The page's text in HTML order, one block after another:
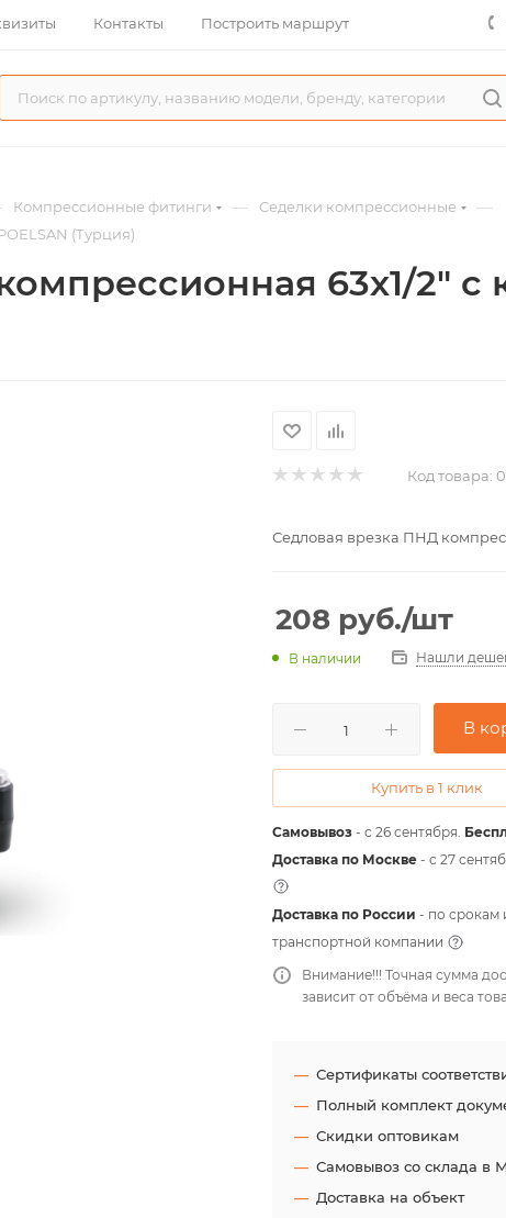
Контакты Построить маршрут
Компрессионные фитинги — Седелки компрессионные —
(Турция)
63х1/2" с
Код товара:
Седловая врезка ПНД
208 руб./шт
В наличии Нашли
В
Купить в 1 клик
Самовывоз - с 26 сентября.
Доставка по Москве - c 27
Доставка по России - по срокам
транспортной компании
Внимание!!! Точная сумма
зависит от объёма и веса
Сертификаты
Полный комплект
Скидки оптовикам
Самовывоз со склада в
Доставка на объект